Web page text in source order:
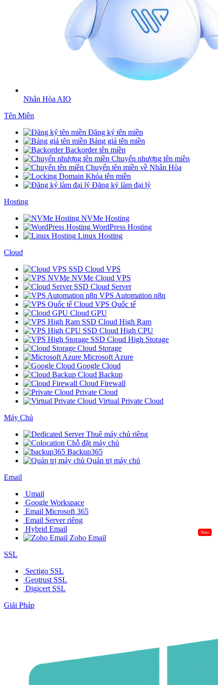
Nhân Hòa AIO
Tên Miền
Đăng ký tên miền
Bảng giá tên miền
Backorder tên miền
Chuyển nhượng tên miền
Chuyển tên miền về Nhân Hòa
Khóa tên miền
Đăng ký làm đại lý
Hosting
NVMe Hosting
WordPress Hosting
Linux Hosting
Cloud
SSD Cloud VPS
NVMe Cloud VPS
SSD Cloud Server
VPS Automation n8n
Cloud VPS Quốc tế
Cloud GPU
SSD Cloud High Ram
SSD Cloud High CPU
SSD Cloud High Storage
Cloud Storage
Microsoft Azure
Google Cloud
Cloud Backup
Cloud Firewall
Private Cloud
Virtual Private Cloud
Máy Chủ
Thuê máy chủ riêng
Chỗ đặt máy chủ
Backup365
Quản trị máy chủ
Email
Umail
Google Workspace
Email Microsoft 365
Email Server riêng
Hybrid Email
New
Zoho Email
SSL
Sectigo SSL
Geotrust SSL
Digicert SSL
Giải Pháp